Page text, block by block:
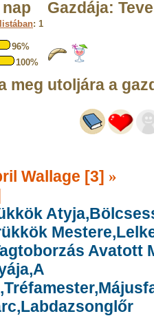
nap Gazdája:
: 1
96%
100%
meg utoljára a
Wallage [3] »
Avatott